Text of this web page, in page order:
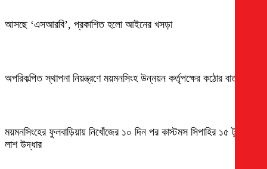
আসছে ‘এসআরবি’, প্রকাশিত হলো আইনের খসড়া
অপরিকল্পিত স্থাপনা নিয়ন্ত্রণে ময়মনসিংহ উন্নয়ন কর্তৃপক্ষের কঠোর বার্তা
ময়মনসিংহের ফুলবাড়িয়ায় নিখোঁজের ১০ দিন পর কাস্টমস সিপাহির ১৫ টুকরা
লাশ উদ্ধার